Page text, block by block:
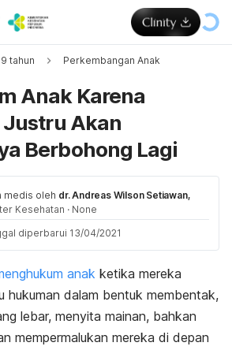
tahun Perkembangan Anak
Anak Karena
Akan
Berbohong Lagi
medis oleh dr. Andreas Wilson Setiawan,
Kesehatan · None
diperbarui 13/04/2021
anak ketika mereka
hukuman dalam bentuk membentak,
lebar, menyita mainan, bahkan
mempermalukan mereka di depan